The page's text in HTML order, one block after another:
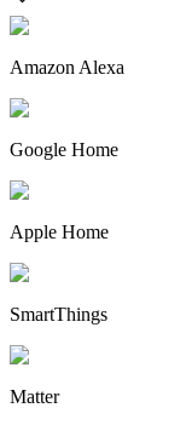
Amazon Alexa
Google Home
Apple Home
SmartThings
Matter